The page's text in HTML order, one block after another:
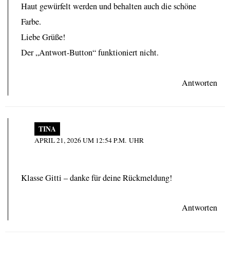
Haut gewürfelt werden und behalten auch die schöne
Farbe.
Liebe Grüße!
Der „Antwort-Button“ funktioniert nicht.
Antworten
TINA
APRIL 21, 2026 UM 12:54 P.M. UHR
Klasse Gitti – danke für deine Rückmeldung!
Antworten